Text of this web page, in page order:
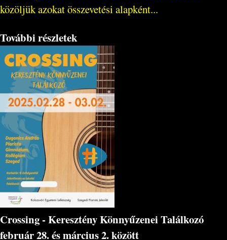
közöljük azokat összevetési alapként...
További részletek
Crossing - Keresztény Könnyűzenei Találkozó
február 28. és március 2. között